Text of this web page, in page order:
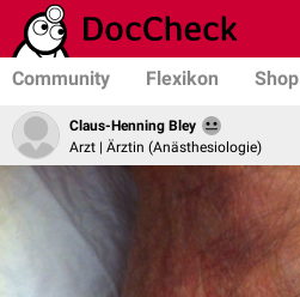
Community Flexikon Shop
Claus-Henning Bley
Arzt | Ärztin (Anästhesiologie)